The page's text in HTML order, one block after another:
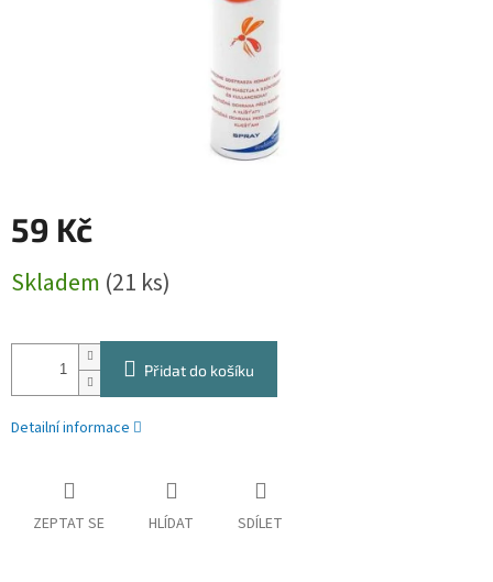
59 Kč
cena:
Skladem (21 ks)
Přidat do košíku
Detailní informace
ZEPTAT SE HLÍDAT SDÍLET